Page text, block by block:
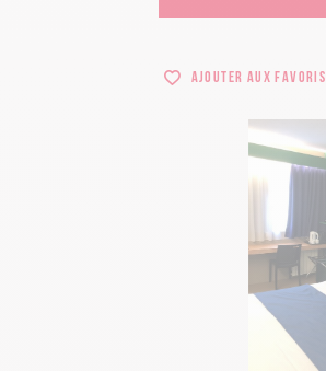
Ajouter aux favoris